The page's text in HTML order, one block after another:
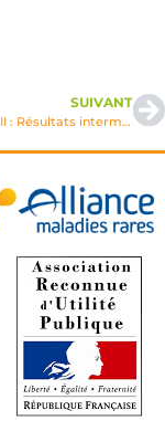
SUIVANT
Hunter/MPS II : Résultats intermédiaires de tolérance et d’efficacité d’un traitement par enzyme modifiée